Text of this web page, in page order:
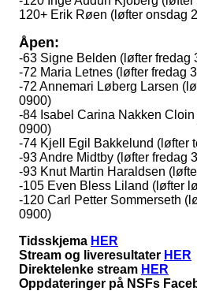
120+ Erik Røen (løfter onsdag
Åpen:
-63 Signe Belden (løfter fredag
-72 Maria Letnes (løfter fredag
-72 Annemari Løberg Larsen
0900)
-84 Isabel Carina Nakken
0900)
-74 Kjell Egil Bakkelund (løfter
-93 Andre Midtby (løfter fredag
-93 Knut Martin Haraldsen
-105 Even Bless Liland (løfter
-120 Carl Petter Sommerseth
0900)
Tidsskjema HER
Stream og liveresultater HER
Direktelenke stream HER
Oppdateringer på NSFs